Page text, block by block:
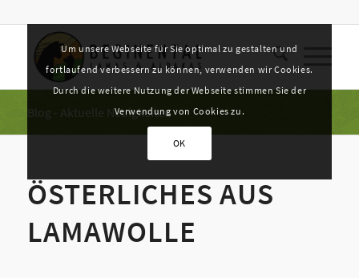
Blog - Aktuelle Neuigkeiten
ÖSTERLICHES AUS
LAMAWOLLE
Um unsere Webseite für Sie optimal zu gestalten und
fortlaufend verbessern zu können, verwenden wir Cookies.
Durch die weitere Nutzung der Webseite stimmen Sie der
Verwendung von Cookies zu.
OK